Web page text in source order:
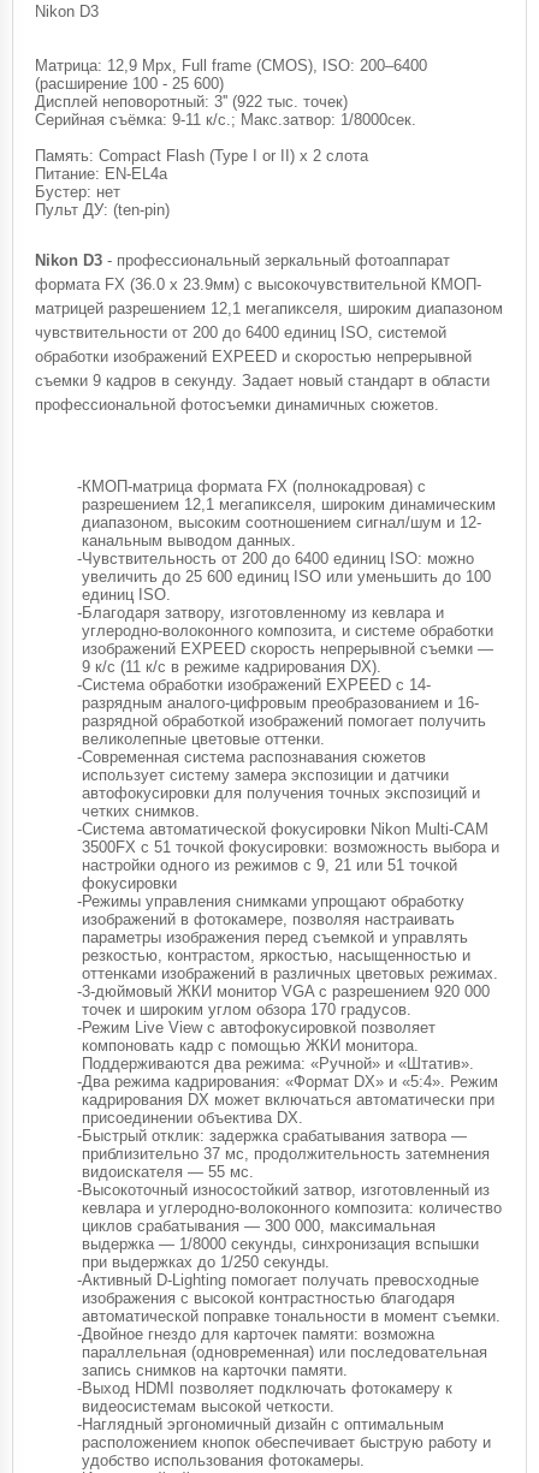
Nikon D3
Матрица: 12,9 Mpx, Full frame (CMOS), ISO: 200–6400
(расширение 100 - 25 600)
Дисплей неповоротный: 3'' (922 тыс. точек)
Серийная съёмка: 9-11 к/с.; Макс.затвор: 1/8000сек.
Память: Compact Flash (Type I or II) x 2 слота
Питание: EN-EL4a
Бустер: нет
Пульт ДУ: (ten-pin)
Nikon D3 - профессиональный зеркальный фотоаппарат
формата FX (36.0 х 23.9мм) с высокочувствительной КМОП-
матрицей разрешением 12,1 мегапикселя, широким диапазоном
чувствительности от 200 до 6400 единиц ISO, системой
обработки изображений EXPEED и скоростью непрерывной
съемки 9 кадров в секунду. Задает новый стандарт в области
профессиональной фотосъемки динамичных сюжетов.
-КМОП-матрица формата FX (полнокадровая) с
разрешением 12,1 мегапикселя, широким динамическим
диапазоном, высоким соотношением сигнал/шум и 12-
канальным выводом данных.
-Чувствительность от 200 до 6400 единиц ISO: можно
увеличить до 25 600 единиц ISO или уменьшить до 100
единиц ISO.
-Благодаря затвору, изготовленному из кевлара и
углеродно-волоконного композита, и системе обработки
изображений EXPEED скорость непрерывной съемки —
9 к/с (11 к/с в режиме кадрирования DX).
-Система обработки изображений EXPEED с 14-
разрядным аналого-цифровым преобразованием и 16-
разрядной обработкой изображений помогает получить
великолепные цветовые оттенки.
-Современная система распознавания сюжетов
использует систему замера экспозиции и датчики
автофокусировки для получения точных экспозиций и
четких снимков.
-Система автоматической фокусировки Nikon Multi-CAM
3500FX с 51 точкой фокусировки: возможность выбора и
настройки одного из режимов с 9, 21 или 51 точкой
фокусировки
-Режимы управления снимками упрощают обработку
изображений в фотокамере, позволяя настраивать
параметры изображения перед съемкой и управлять
резкостью, контрастом, яркостью, насыщенностью и
оттенками изображений в различных цветовых режимах.
-3-дюймовый ЖКИ монитор VGA с разрешением 920 000
точек и широким углом обзора 170 градусов.
-Режим Live View с автофокусировкой позволяет
компоновать кадр с помощью ЖКИ монитора.
Поддерживаются два режима: «Ручной» и «Штатив».
-Два режима кадрирования: «Формат DX» и «5:4». Режим
кадрирования DX может включаться автоматически при
присоединении объектива DX.
-Быстрый отклик: задержка срабатывания затвора —
приблизительно 37 мс, продолжительность затемнения
видоискателя — 55 мс.
-Высокоточный износостойкий затвор, изготовленный из
кевлара и углеродно-волоконного композита: количество
циклов срабатывания — 300 000, максимальная
выдержка — 1/8000 секунды, синхронизация вспышки
при выдержках до 1/250 секунды.
-Активный D-Lighting помогает получать превосходные
изображения с высокой контрастностью благодаря
автоматической поправке тональности в момент съемки.
-Двойное гнездо для карточек памяти: возможна
параллельная (одновременная) или последовательная
запись снимков на карточки памяти.
-Выход HDMI позволяет подключать фотокамеру к
видеосистемам высокой четкости.
-Наглядный эргономичный дизайн с оптимальным
расположением кнопок обеспечивает быструю работу и
удобство использования фотокамеры.